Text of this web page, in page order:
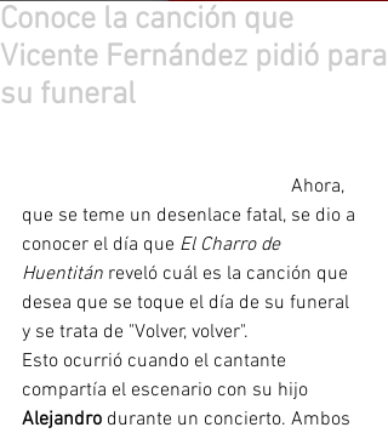
Conoce la canción que
Vicente Fernández pidió para
su funeral
Ahora,
que se teme un desenlace fatal, se dio a
conocer el día que El Charro de
Huentitán reveló cuál es la canción que
desea que se toque el día de su funeral
y se trata de "Volver, volver".
Esto ocurrió cuando el cantante
compartía el escenario con su hijo
Alejandro durante un concierto. Ambos